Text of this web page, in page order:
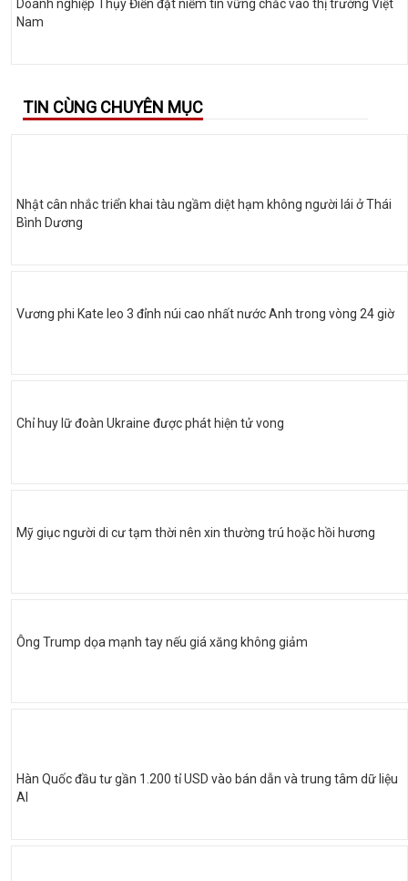
Doanh nghiệp Thụy Điển đặt niềm tin vững chắc vào thị trường Việt
Nam
TIN CÙNG CHUYÊN MỤC
Nhật cân nhắc triển khai tàu ngầm diệt hạm không người lái ở Thái
Bình Dương
Vương phi Kate leo 3 đỉnh núi cao nhất nước Anh trong vòng 24 giờ
Chỉ huy lữ đoàn Ukraine được phát hiện tử vong
Mỹ giục người di cư tạm thời nên xin thường trú hoặc hồi hương
Ông Trump dọa mạnh tay nếu giá xăng không giảm
Hàn Quốc đầu tư gần 1.200 tỉ USD vào bán dẫn và trung tâm dữ liệu
AI